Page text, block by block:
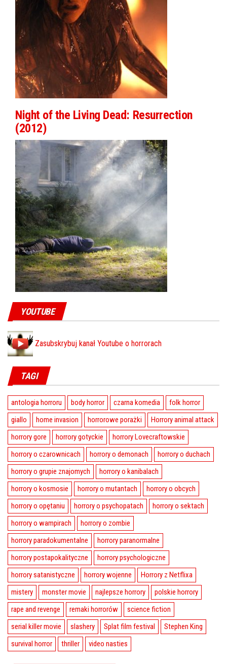
Night of the Living Dead: Resurrection
(2012)
YOUTUBE
Zasubskrybuj kanał Youtube o horrorach
TAGI
antologia horroru body horror czarna komedia
folk horror
giallo
home invasion horrorowe porażki
Horrory animal attack
horrory gore
horrory gotyckie
horrory Lovecraftowskie
horrory o czarownicach
horrory o demonach
horrory o duchach
horrory o grupie znajomych
horrory o kanibalach
horrory o kosmosie
horrory o mutantach
horrory o obcych
horrory o opętaniu
horrory o psychopatach
horrory o sektach
horrory o wampirach
horrory o zombie
horrory paradokumentalne
horrory paranormalne
horrory postapokalityczne
horrory psychologiczne
horrory satanistyczne
horrory wojenne
Horrory z Netflixa
mistery
monster movie najlepsze horrory
polskie horrory
rape and revenge
remaki horrorów
science fiction
serial killer movie
slashery Splat film festival
Stephen King
survival horror
thriller video nasties